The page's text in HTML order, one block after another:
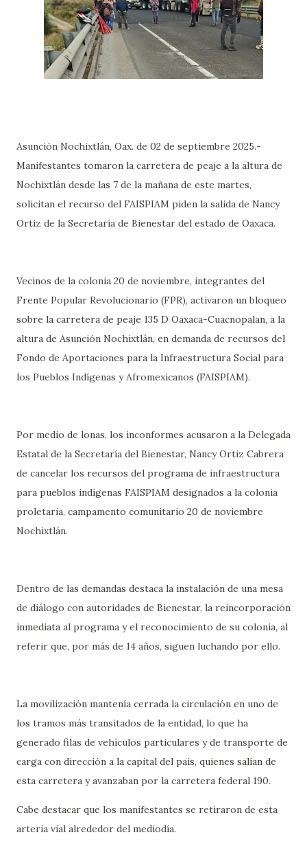
Asunción Nochixtlán, Oax. de 02 de septiembre 2025.-
Manifestantes tomaron la carretera de peaje a la altura de
Nochixtlán desde las 7 de la mañana de este martes,
solicitan el recurso del FAISPIAM piden la salida de Nancy
Ortiz de la Secretaría de Bienestar del estado de Oaxaca.
Vecinos de la colonia 20 de noviembre, integrantes del
Frente Popular Revolucionario (FPR), activaron un bloqueo
sobre la carretera de peaje 135 D Oaxaca-Cuacnopalan, a la
altura de Asunción Nochixtlán, en demanda de recursos del
Fondo de Aportaciones para la Infraestructura Social para
los Pueblos Indígenas y Afromexicanos (FAISPIAM).
Por medio de lonas, los inconformes acusaron a la Delegada
Estatal de la Secretaría del Bienestar, Nancy Ortiz Cabrera
de cancelar los recursos del programa de infraestructura
para pueblos indígenas FAISPIAM designados a la colonia
proletaria, campamento comunitario 20 de noviembre
Nochixtlán.
Dentro de las demandas destaca la instalación de una mesa
de diálogo con autoridades de Bienestar, la reincorporación
inmediata al programa y el reconocimiento de su colonia, al
referir que, por más de 14 años, siguen luchando por ello.
La movilización mantenía cerrada la circulación en uno de
los tramos más transitados de la entidad, lo que ha
generado filas de vehículos particulares y de transporte de
carga con dirección a la capital del país, quienes salían de
esta carretera y avanzaban por la carretera federal 190.
Cabe destacar que los manifestantes se retiraron de esta
arteria vial alrededor del mediodía.